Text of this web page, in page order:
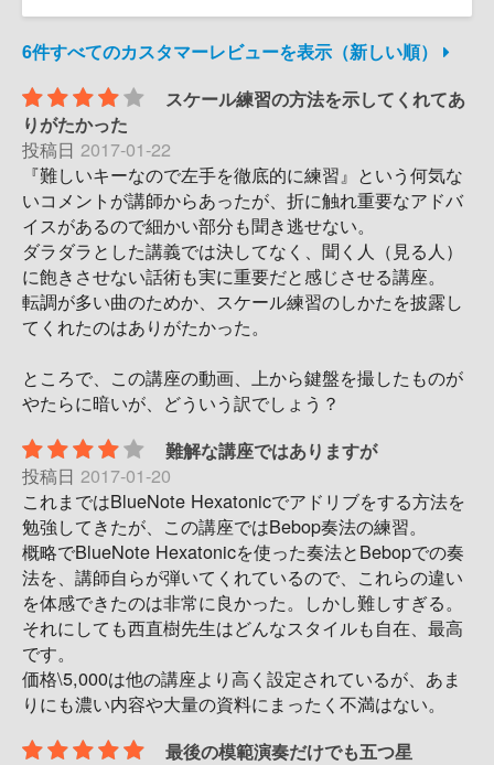
6件すべてのカスタマーレビューを表示（新しい順）
スケール練習の方法を示してくれてあ
りがたかった
投稿日 2017-01-22
『難しいキーなので左手を徹底的に練習』という何気な
いコメントが講師からあったが、折に触れ重要なアドバ
イスがあるので細かい部分も聞き逃せない。
ダラダラとした講義では決してなく、聞く人（見る人）
に飽きさせない話術も実に重要だと感じさせる講座。
転調が多い曲のためか、スケール練習のしかたを披露し
てくれたのはありがたかった。
ところで、この講座の動画、上から鍵盤を撮したものが
やたらに暗いが、どういう訳でしょう？
難解な講座ではありますが
投稿日 2017-01-20
これまではBlueNote Hexatonicでアドリブをする方法を
勉強してきたが、この講座ではBebop奏法の練習。
概略でBlueNote Hexatonicを使った奏法とBebopでの奏
法を、講師自らが弾いてくれているので、これらの違い
を体感できたのは非常に良かった。しかし難しすぎる。
それにしても西直樹先生はどんなスタイルも自在、最高
です。
価格\5,000は他の講座より高く設定されているが、あま
りにも濃い内容や大量の資料にまったく不満はない。
最後の模範演奏だけでも五つ星